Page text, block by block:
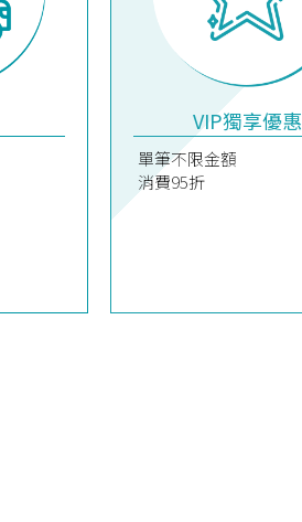
VIP獨享優惠
單筆不限金額
消費95折